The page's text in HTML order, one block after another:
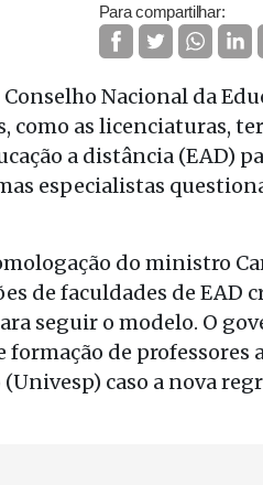
Para compartilhar:
Nacional da
como as licenciaturas,
a distância (EAD)
especialistas
do ministro
de faculdades de EAD
seguir o modelo. O
formação de professores
caso a nova